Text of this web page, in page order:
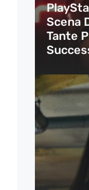
Scena
Tante